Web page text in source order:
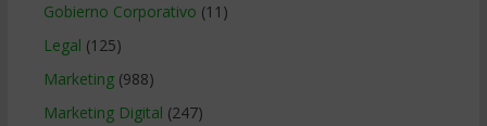
Gobierno Corporativo (11)
Legal (125)
Marketing(988)
Marketing Digital (247)